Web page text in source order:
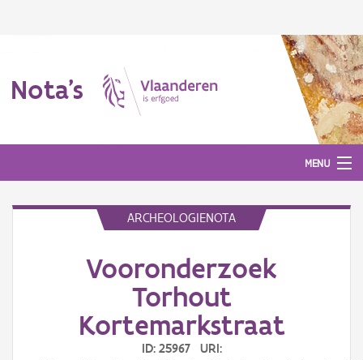
Nota's
MENU
ARCHEOLOGIENOTA
Vooronderzoek
Torhout
Kortemarkstraat
ID: 25967 URI: